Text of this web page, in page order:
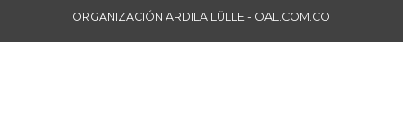
ORGANIZACIÓN ARDILA LÜLLE - OAL.COM.CO